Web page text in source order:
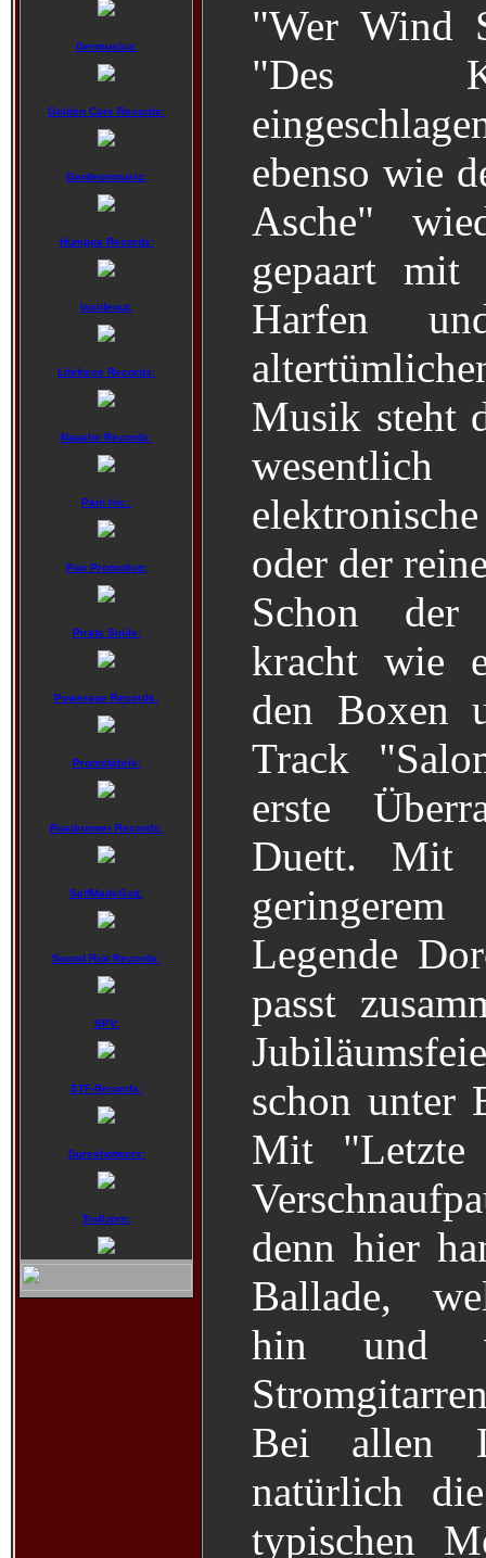
Germusica:
Golden Core Records:
Gordeonmusic:
Humppa Records:
Insideout:
Lifeforce Records:
Napalm Records:
Pain Inc.:
Pan Promotion:
Pirate Smile:
Powerage Records:
Promofabrik:
Roadrunner Records:
SelfMadeGod:
Sound Riot Records:
SPV:
STF-Records:
Sureshotworx:
Trollzorn:
"Wer Wind
"Des
ebenso wie
Asche"
gepaart mit
Harfen
Musik steht
oder der
Schon der
kracht wie
den Boxen
Track
erste
Duett. Mit
Legende
passt
schon unter
Mit "Letzte
denn hier
Ballade,
hin und
Bei allen
natürlich
typischen